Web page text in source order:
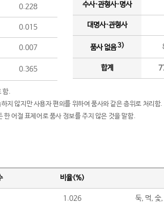
0.228
0.015
0.007
0.365
수사·관형사·명사
대명사·관형사
품사 없음3)
합계
함.
지 않지만 사용자 편의를 위하여 품사와 같은 층위로 처리함.
한 어절 표제어로 품사 정보를 주지 않은 것을 말함.
비율(%)
1.026 둑, 먹, 숯